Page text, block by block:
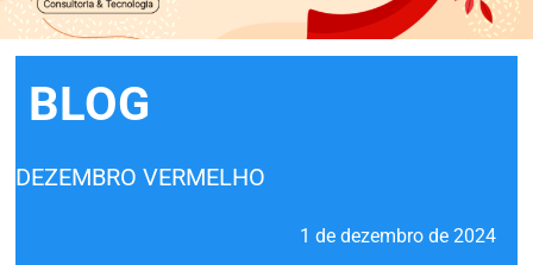
BLOG
DEZEMBRO VERMELHO
1 de dezembro de 2024